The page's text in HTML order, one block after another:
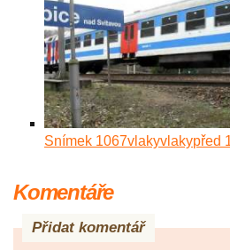
Snímek 1067vlakyvlakypřed
Komentáře
Přidat komentář